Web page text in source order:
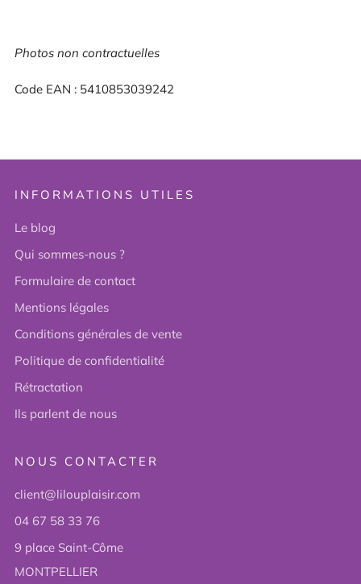
Photos non contractuelles
Code EAN : 5410853039242
INFORMATIONS UTILES
Le blog
Qui sommes-nous ?
Formulaire de contact
Mentions légales
Conditions générales de vente
Politique de confidentialité
Rétractation
Ils parlent de nous
NOUS CONTACTER
client@lilouplaisir.com
04 67 58 33 76
9 place Saint-Côme
MONTPELLIER